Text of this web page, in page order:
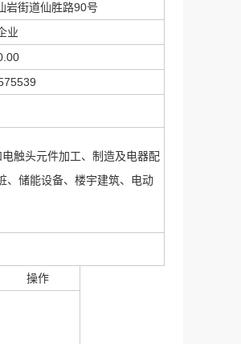
岩街道仙胜路90号
业
触头元件加工、制造及电器配
、储能设备、楼宇建筑、电动
操作